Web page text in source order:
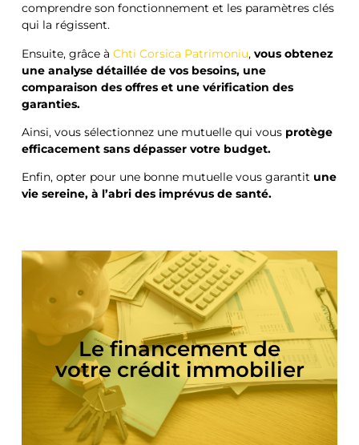
comprendre son fonctionnement et les paramètres clés
qui la régissent.
Ensuite, grâce à Chti Corsica Patrimoniu, vous obtenez
une analyse détaillée de vos besoins, une
comparaison des offres et une vérification des
garanties.
Ainsi, vous sélectionnez une mutuelle qui vous protège
efficacement sans dépasser votre budget.
Enfin, opter pour une bonne mutuelle vous garantit une
vie sereine, à l’abri des imprévus de santé.
Le financement de
votre crédit immobilier
Le crédit immobilier est un prêt accordé par
une banque ou un organisme financier pour
financer l’achat d’un bien immobilier,
Lire la suite